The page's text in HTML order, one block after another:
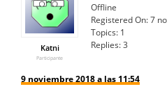
Katni
Participante
Offline
Registered On:7
Topics: 1
Replies:3
9 noviembre 2018 a las 11:54